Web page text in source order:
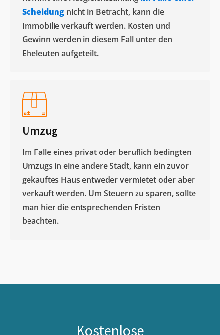
Scheidung nicht in Betracht, kann die
Immobilie verkauft werden. Kosten und
Gewinn werden in diesem Fall unter den
Eheleuten aufgeteilt.​
Umzug
Im Falle eines privat oder beruflich bedingten
Umzugs in eine andere Stadt, kann ein zuvor
gekauftes Haus entweder vermietet oder aber
verkauft werden. Um Steuern zu sparen, sollte
man hier die entsprechenden Fristen
beachten.
Kostenlose